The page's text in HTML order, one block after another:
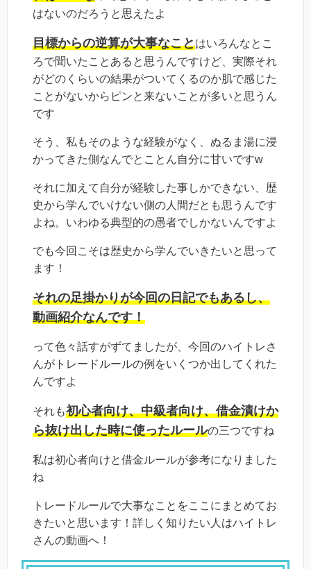
はないのだろうと思えたよ
目標からの逆算が大事なことはいろんなとこ
ろで聞いたことあると思うんですけど、実際それ
がどのくらいの結果がついてくるのか肌で感じた
ことがないからピンと来ないことが多いと思うん
です
そう、私もそのような経験がなく、ぬるま湯に浸
かってきた側なんでとことん自分に甘いですw
それに加えて自分が経験した事しかできない、歴
史から学んでいけない側の人間だとも思うんです
よね。いわゆる典型的の愚者でしかないんですよ
でも今回こそは歴史から学んでいきたいと思って
ます！
それの足掛かりが今回の日記でもあるし、
動画紹介なんです！
って色々話すがずてましたが、今回のハイトレさ
んがトレードルールの例をいくつか出してくれた
んですよ
それも初心者向け、中級者向け、借金漬けか
ら抜け出した時に使ったルールの三つですね
私は初心者向けと借金ルールが参考になりました
ね
トレードルールで大事なことをここにまとめてお
きたいと思います！詳しく知りたい人はハイトレ
さんの動画へ！